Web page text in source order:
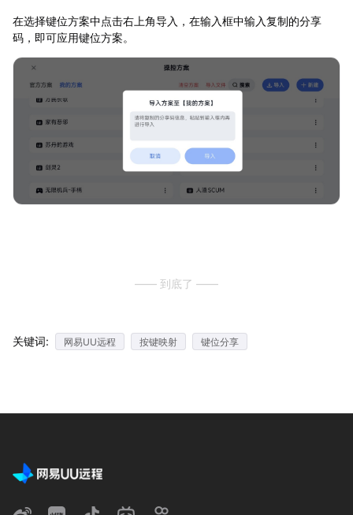
在选择键位方案中点击右上角导入，在输入框中输入复制的分享
码，即可应用键位方案。
—— 到底了 ——
关键词: 网易UU远程 按键映射 键位分享